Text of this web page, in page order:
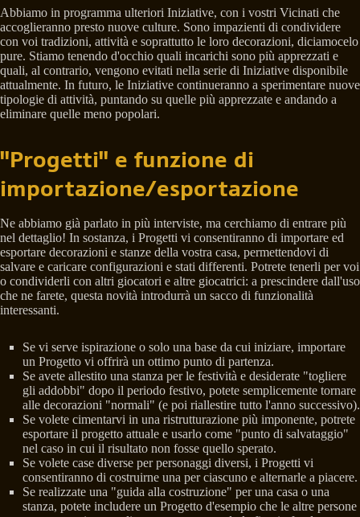
Abbiamo in programma ulteriori Iniziative, con i vostri Vicinati che
accoglieranno presto nuove culture. Sono impazienti di condividere
con voi tradizioni, attività e soprattutto le loro decorazioni, diciamocelo
pure. Stiamo tenendo d'occhio quali incarichi sono più apprezzati e
quali, al contrario, vengono evitati nella serie di Iniziative disponibile
attualmente. In futuro, le Iniziative continueranno a sperimentare nuove
tipologie di attività, puntando su quelle più apprezzate e andando a
eliminare quelle meno popolari.
"Progetti" e funzione di
importazione/esportazione
Ne abbiamo già parlato in più interviste, ma cerchiamo di entrare più
nel dettaglio! In sostanza, i Progetti vi consentiranno di importare ed
esportare decorazioni e stanze della vostra casa, permettendovi di
salvare e caricare configurazioni e stati differenti. Potrete tenerli per voi
o condividerli con altri giocatori e altre giocatrici: a prescindere dall'uso
che ne farete, questa novità introdurrà un sacco di funzionalità
interessanti.
Se vi serve ispirazione o solo una base da cui iniziare, importare
un Progetto vi offrirà un ottimo punto di partenza.
Se avete allestito una stanza per le festività e desiderate "togliere
gli addobbi" dopo il periodo festivo, potete semplicemente tornare
alle decorazioni "normali" (e poi riallestire tutto l'anno successivo).
Se volete cimentarvi in una ristrutturazione più imponente, potrete
esportare il progetto attuale e usarlo come "punto di salvataggio"
nel caso in cui il risultato non fosse quello sperato.
Se volete case diverse per personaggi diversi, i Progetti vi
consentiranno di costruirne una per ciascuno e alternarle a piacere.
Se realizzate una "guida alla costruzione" per una casa o una
stanza, potete includere un Progetto d'esempio che le altre persone